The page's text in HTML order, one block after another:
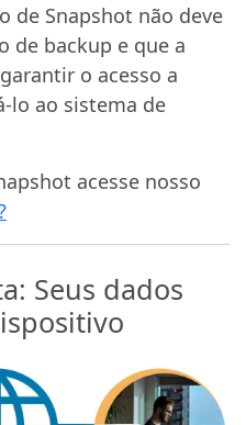
de Snapshot não deve
de backup e que a
o acesso a
lo ao sistema de
acesse nosso
Seus dados